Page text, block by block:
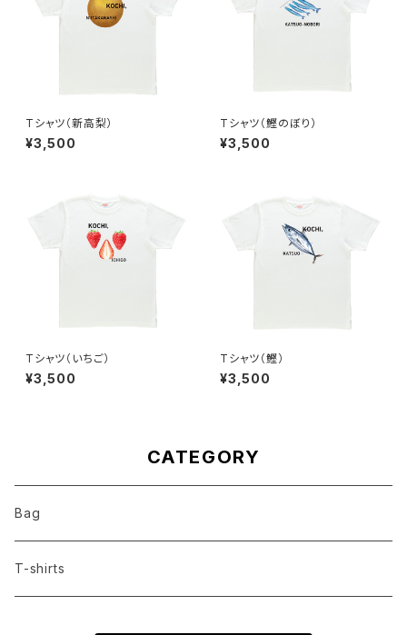
Tシャツ（新高梨）
¥3,500
Tシャツ（鰹のぼり）
¥3,500
Tシャツ（いちご）
¥3,500
Tシャツ（鰹）
¥3,500
CATEGORY
Bag
T-shirts